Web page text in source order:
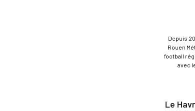
Depuis
Rouen
football
avec
Le